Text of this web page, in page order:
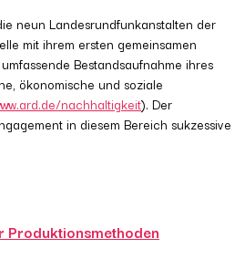
neun Landesrundfunkanstalten der
mit ihrem ersten gemeinsamen
Bestandsaufnahme ihres
ökonomische und soziale
nachhaltigkeit). Der
in diesem Bereich sukzessive
Produktionsmethoden